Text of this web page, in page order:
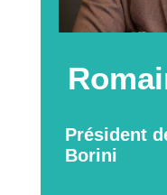
Président
Borini